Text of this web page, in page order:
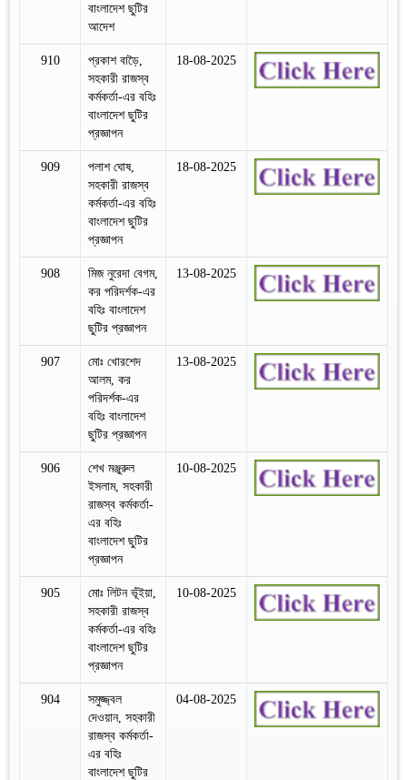
বাংলাদেশ ছুটির
আদেশ
910
প্রকাশ বাড়ৈ,
সহকারী রাজস্ব
কর্মকর্তা-এর বহিঃ
বাংলাদেশ ছুটির
প্রজ্ঞাপন
18-08-2025
909
পলাশ ঘোষ,
সহকারী রাজস্ব
কর্মকর্তা-এর বহিঃ
বাংলাদেশ ছুটির
প্রজ্ঞাপন
18-08-2025
908
মিজ নুরেদা বেগম,
কর পরিদর্শক-এর
বহিঃ বাংলাদেশ
ছুটির প্রজ্ঞাপন
13-08-2025
907
মোঃ খোরশেদ
আলম, কর
পরিদর্শক-এর
বহিঃ বাংলাদেশ
ছুটির প্রজ্ঞাপন
13-08-2025
906
শেখ মঞ্জুরুল
ইসলাম, সহকারী
রাজস্ব কর্মকর্তা-
এর বহিঃ
বাংলাদেশ ছুটির
প্রজ্ঞাপন
10-08-2025
905
মোঃ লিটন ভূঁইয়া,
সহকারী রাজস্ব
কর্মকর্তা-এর বহিঃ
বাংলাদেশ ছুটির
প্রজ্ঞাপন
10-08-2025
904
সমুজ্জ্বল
দেওয়ান, সহকারী
রাজস্ব কর্মকর্তা-
এর বহিঃ
বাংলাদেশ ছুটির
04-08-2025